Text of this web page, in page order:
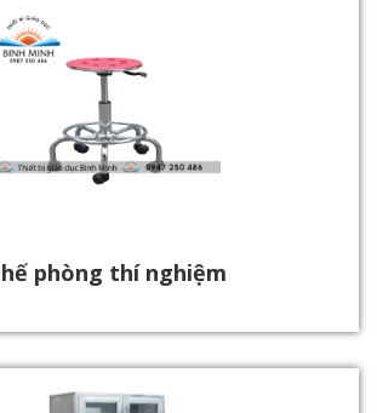
phòng thí nghiệm